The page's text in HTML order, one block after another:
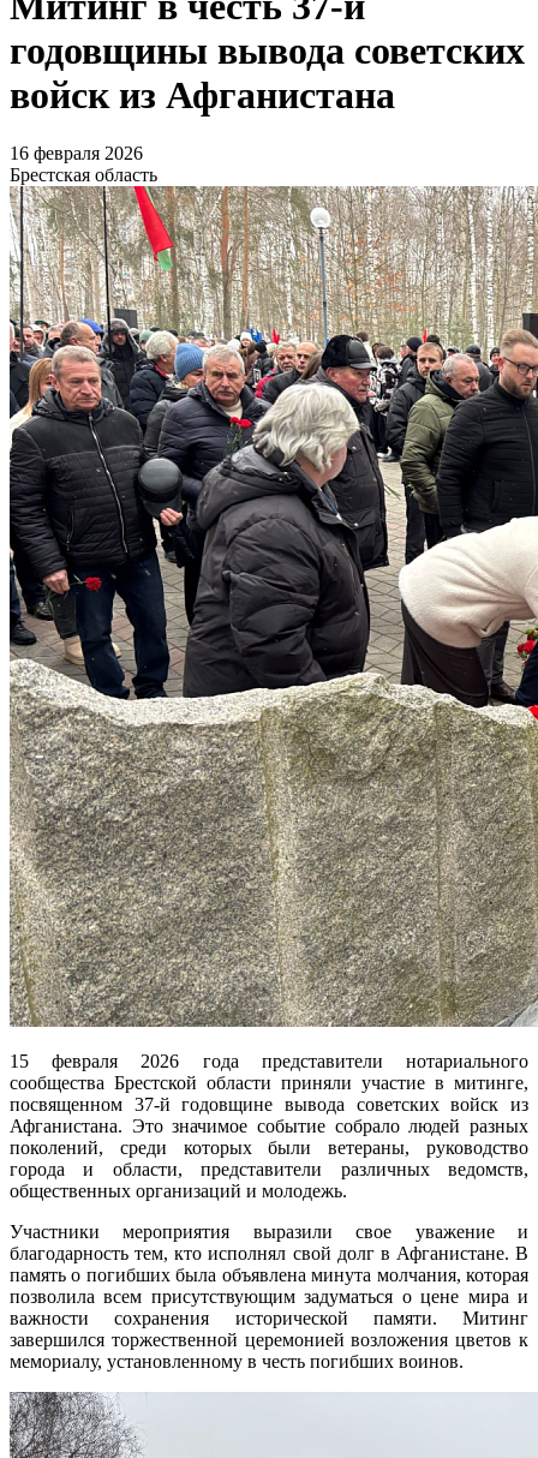
годовщины вывода советских
войск из Афганистана
16 февраля 2026
Брестская область
15 февраля 2026 года представители нотариального
сообщества Брестской области приняли участие в митинге,
посвященном 37-й годовщине вывода советских войск из
Афганистана. Это значимое событие собрало людей разных
поколений, среди которых были ветераны, руководство
города и области, представители различных ведомств,
общественных организаций и молодежь.
Участники мероприятия выразили свое уважение и
благодарность тем, кто исполнял свой долг в Афганистане. В
память о погибших была объявлена минута молчания, которая
позволила всем присутствующим задуматься о цене мира и
важности сохранения исторической памяти. Митинг
завершился торжественной церемонией возложения цветов к
мемориалу, установленному в честь погибших воинов.